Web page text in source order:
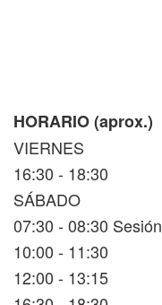
HORARIO (aprox.)
VIERNES
16:30 - 18:30
SÁBADO
07:30 - 08:30
10:00 - 11:30
12:00 - 13:15